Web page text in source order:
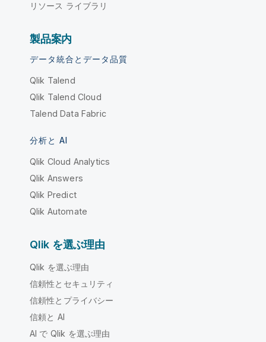
リソース ライブラリ
製品案内
データ統合とデータ品質
Qlik Talend
Qlik Talend Cloud
Talend Data Fabric
分析と AI
Qlik Cloud Analytics
Qlik Answers
Qlik Predict
Qlik Automate
Qlik を選ぶ理由
Qlik を選ぶ理由
信頼性とセキュリティ
信頼性とプライバシー
信頼と AI
AI で Qlik を選ぶ理由